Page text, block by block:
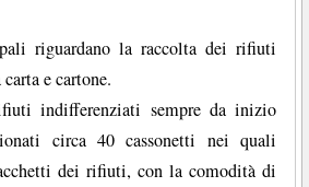
riguardano la raccolta dei rifiuti
e cartone.
indifferenziati sempre da inizio
circa 40 cassonetti nei quali
dei rifiuti, con la comodità di